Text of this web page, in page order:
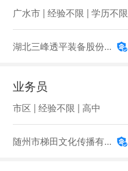
广水市 | 经验不限 | 学历不限
湖北三峰透平装备股份...
业务员
市区 | 经验不限 | 高中
随州市梯田文化传播有...